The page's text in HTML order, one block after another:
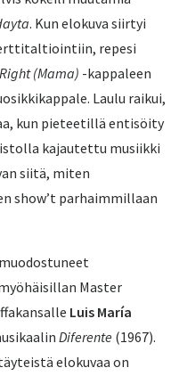
. Kun elokuva siirtyi
repesi
(Mama) -kappaleen
Laulu raikui,
kun pieteetillä entisöity
kajautettu musiikki
siitä, miten
show’t parhaimmillaan
Master
Luis María
Diferente (1967).
elokuvaa on